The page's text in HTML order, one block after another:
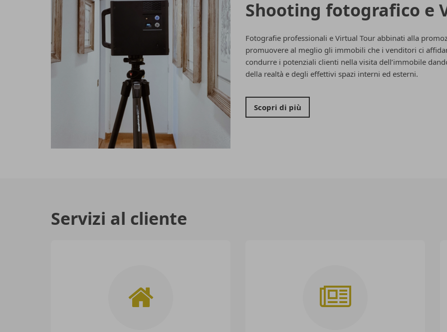
Shooting fotografico e
Fotografie professionali e Virtual Tour abbinati alla
promuovere al meglio gli immobili che i venditori ci
condurre i potenziali clienti nella visita dell’immobile
della realtà e degli effettivi spazi interni ed esterni.
Scopri di più
Servizi al cliente